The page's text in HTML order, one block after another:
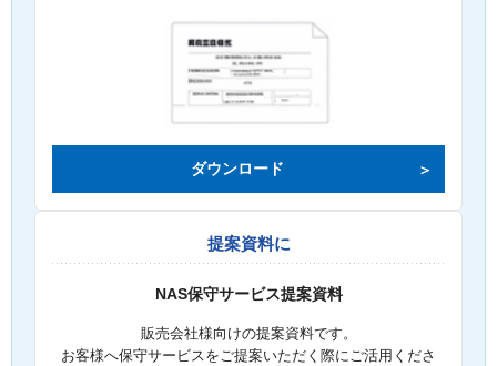
ダウンロード
提案資料に
NAS保守サービス提案資料
販売会社様向けの提案資料です。
お客様へ保守サービスをご提案いただく際にご活用くださ